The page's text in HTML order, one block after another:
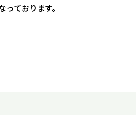
ております。